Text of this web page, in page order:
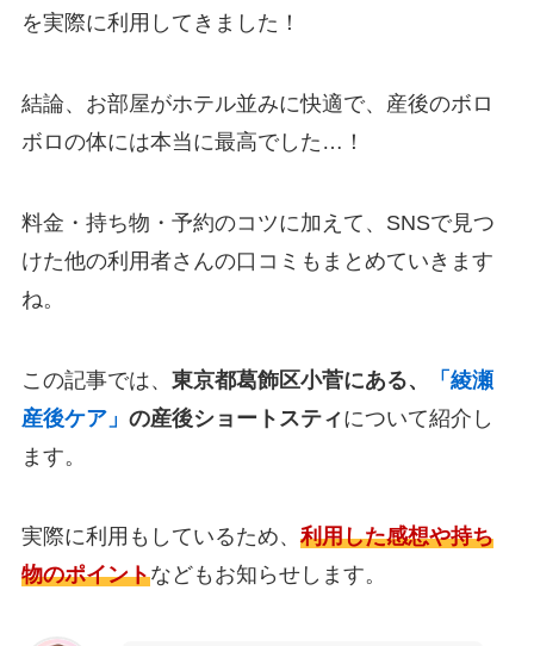
を実際に利用してきました！
結論、お部屋がホテル並みに快適で、産後のボロ
ボロの体には本当に最高でした…！
料金・持ち物・予約のコツに加えて、SNSで見つ
けた他の利用者さんの口コミもまとめていきます
ね。
この記事では、 東京都葛飾区小菅にある、
「綾瀬
産後ケア」 の産後ショートスティについて紹介し
ます。
実際に利用もしているため、 利用した感想や持ち
物のポイントなどもお知らせします。